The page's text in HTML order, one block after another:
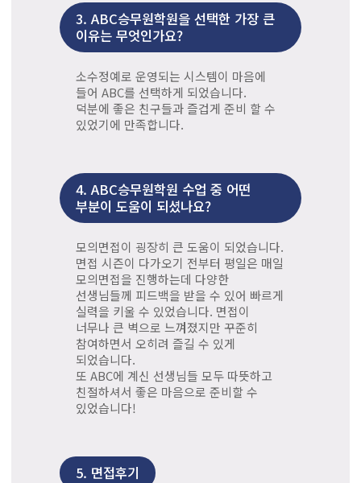
3. ABC승무원학원을 선택한 가장 큰
이유는 무엇인가요?
소수정예로 운영되는 시스템이 마음에
들어 ABC를 선택하게 되었습니다.
덕분에 좋은 친구들과 즐겁게 준비 할 수
있었기에 만족합니다.
4. ABC승무원학원 수업 중 어떤
부분이 도움이 되셨나요?
모의면접이 굉장히 큰 도움이 되었습니다.
면접 시즌이 다가오기 전부터 평일은 매일
모의면접을 진행하는데 다양한
선생님들께 피드백을 받을 수 있어 빠르게
실력을 키울 수 있었습니다. 면접이
너무나 큰 벽으로 느껴졌지만 꾸준히
참여하면서 오히려 즐길 수 있게
되었습니다.
또 ABC에 계신 선생님들 모두 따뜻하고
친절하셔서 좋은 마음으로 준비할 수
있었습니다!
5. 면접후기